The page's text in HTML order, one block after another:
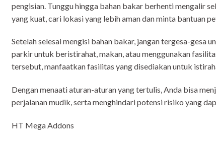
pengisian. Tunggu hingga bahan bakar berhenti mengalir
yang kuat, cari lokasi yang lebih aman dan minta bantuan
Setelah selesai mengisi bahan bakar, jangan tergesa-gesa
parkir untuk beristirahat, makan, atau menggunakan
tersebut, manfaatkan fasilitas yang disediakan untuk
Dengan menaati aturan-aturan yang tertulis, Anda bisa
perjalanan mudik, serta menghindari potensi risiko yang
HT Mega Addons